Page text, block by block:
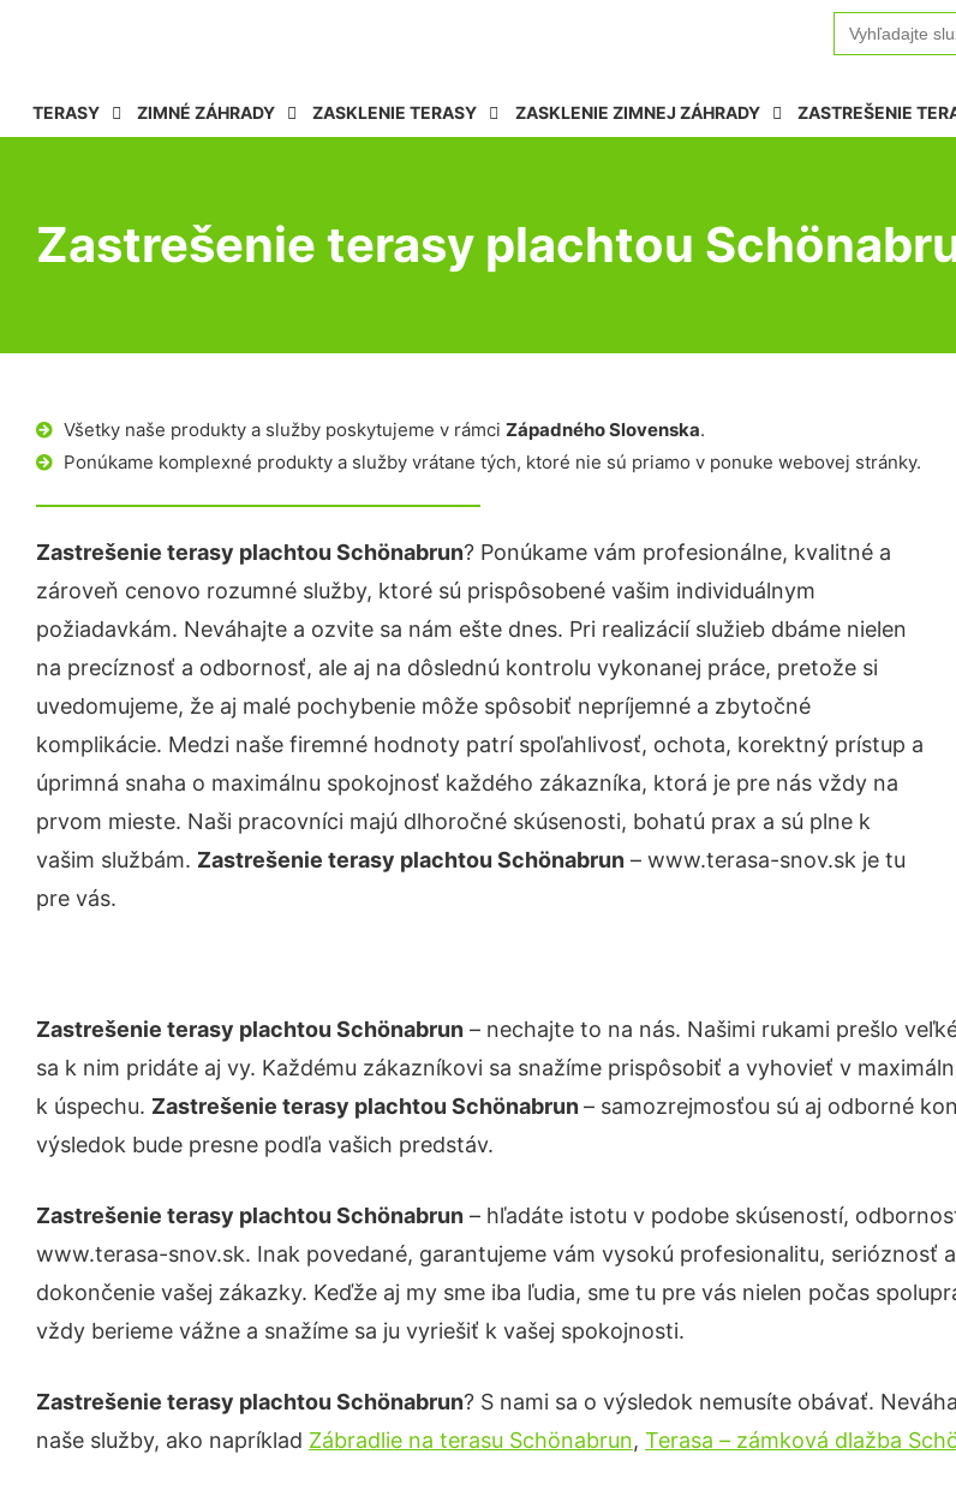
Search
for:
TERASY ZIMNÉ ZÁHRADY ZASKLENIE TERASY ZASKLENIE ZIMNEJ ZÁHRADY ZASTREŠENIE
Zastrešenie terasy plachtou
Všetky naše produkty a služby poskytujeme v rámci Západného Slovenska.
Ponúkame komplexné produkty a služby vrátane tých, ktoré nie sú priamo v ponuke webovej stránky.
Zastrešenie terasy plachtou Schönabrun? Ponúkame vám profesionálne, kvalitné a
zároveň cenovo rozumné služby, ktoré sú prispôsobené vašim individuálnym
požiadavkám. Neváhajte a ozvite sa nám ešte dnes. Pri realizácií služieb dbáme nielen
na precíznosť a odbornosť, ale aj na dôslednú kontrolu vykonanej práce, pretože si
uvedomujeme, že aj malé pochybenie môže spôsobiť nepríjemné a zbytočné
komplikácie. Medzi naše firemné hodnoty patrí spoľahlivosť, ochota, korektný prístup a
úprimná snaha o maximálnu spokojnosť každého zákazníka, ktorá je pre nás vždy na
prvom mieste. Naši pracovníci majú dlhoročné skúsenosti, bohatú prax a sú plne k
vašim službám. Zastrešenie terasy plachtou Schönabrun – www.terasa-snov.sk je tu
pre vás.
Zastrešenie terasy plachtou Schönabrun – nechajte to na nás. Našimi rukami prešlo
sa k nim pridáte aj vy. Každému zákazníkovi sa snažíme prispôsobiť a vyhovieť v
k úspechu. Zastrešenie terasy plachtou Schönabrun– samozrejmosťou sú aj odborné
výsledok bude presne podľa vašich predstáv.
Zastrešenie terasy plachtou Schönabrun – hľadáte istotu v podobe skúseností,
www.terasa-snov.sk. Inak povedané, garantujeme vám vysokú profesionalitu,
dokončenie vašej zákazky. Keďže aj my sme iba ľudia, sme tu pre vás nielen počas
vždy berieme vážne a snažíme sa ju vyriešiť k vašej spokojnosti.
Zastrešenie terasy plachtou Schönabrun? S nami sa o výsledok nemusíte obávať.
naše služby, ako napríklad Zábradlie na terasu Schönabrun, Terasa – zámková dlažba